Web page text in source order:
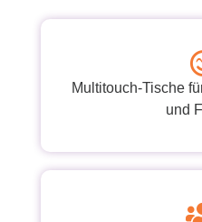
Multitouch-Tische
und